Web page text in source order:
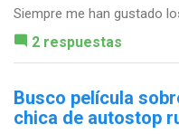
Siempre me han gustado
2 respuestas
Busco película
chica de autostop